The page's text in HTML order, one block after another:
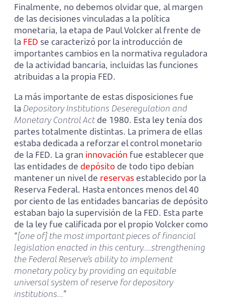
Finalmente, no debemos olvidar que, al margen
de las decisiones vinculadas a la política
monetaria, la etapa de Paul Volcker al frente de
la FED se caracterizó por la introducción de
importantes cambios en la normativa reguladora
de la actividad bancaria, incluidas las funciones
atribuidas a la propia FED.
La más importante de estas disposiciones fue
la Depository Institutions Deseregulation and
Monetary Control Actde 1980. Esta ley tenía dos
partes totalmente distintas. La primera de ellas
estaba dedicada a reforzar el control monetario
de la FED. La gran innovación fue establecer que
las entidades de depósito de todo tipo debían
mantener un nivel de reservasestablecido por la
Reserva Federal. Hasta entonces menos del 40
por ciento de las entidades bancarias de depósito
estaban bajo la supervisión de la FED. Esta parte
de la ley fue calificada por el propio Volcker como
“[one of] the most important pieces of financial
legislation enacted in this century….strengthening
the Federal Reserve’s ability to implement
monetary policy by providing an equitable
universal system of reserve for depository
institutions…”